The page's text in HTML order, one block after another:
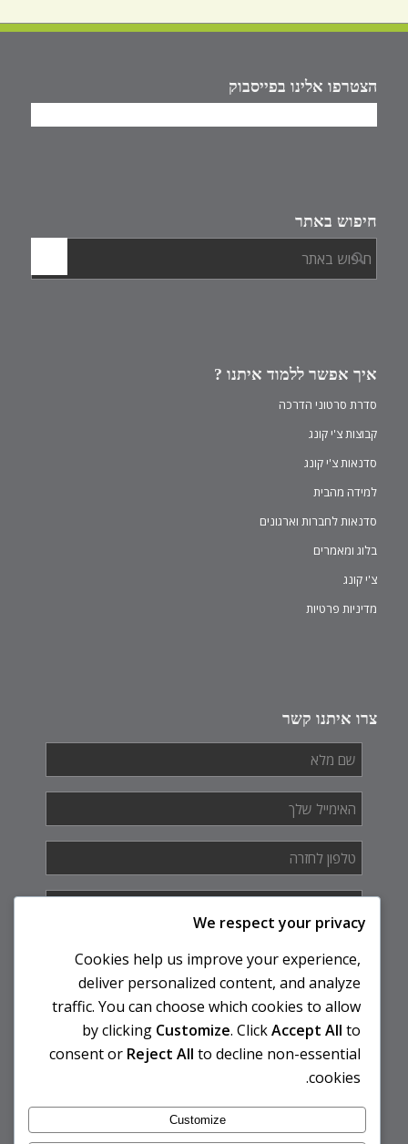
הצטרפו אלינו בפייסבוק
חיפוש באתר
איך אפשר ללמוד איתנו ?
סדרת סרטוני הדרכה
קבוצות צ'י קונג
סדנאות צ'י קונג
למידה מהבית
סדנאות לחברות וארגונים
בלוג ומאמרים
צ'י קונג
מדיניות פרטיות
צרו איתנו קשר
מלא *
שלך *
לחזרה *
איך
יכולים
לך?
We respect your privacy
Cookies help us improve your experience,
deliver personalized content, and analyze
traffic. You can choose which cookies to allow
by clicking Customize. ClickAccept All to
consent or Reject All to decline non-essential
cookies.
Customize